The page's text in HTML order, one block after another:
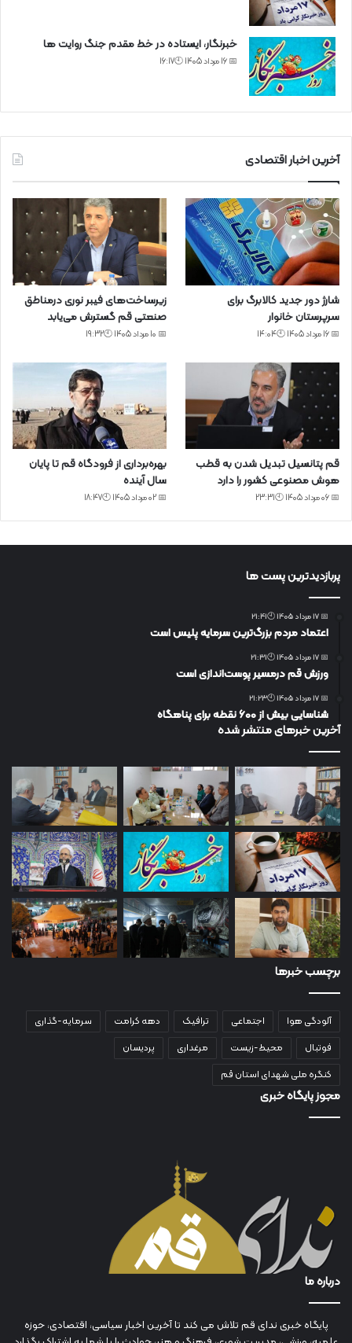
خبرنگار، ایستاده در خط مقدم جنگ روایت ها
📅 16 مرداد 1405 🕙16:17
آخرین اخبار اقتصادی
شارژ دور جدید کالابرگ برای
سرپرستان خانوار
📅 16 مرداد 1405 🕙14:04
زیرساخت‌های فیبر نوری درمناطق
صنعتی قم گسترش می‌یابد
📅 10 مرداد 1405 🕙19:32
قم پتانسیل تبدیل شدن به قطب
هوش مصنوعی کشور را دارد
📅 06 مرداد 1405 🕙23:31
بهره‌برداری از فرودگاه قم تا پایان
سال آینده
📅 02 مرداد 1405 🕙18:47
پربازدیدترین پست ها
📅 17 مرداد 1405 🕙21:41
اعتماد مردم بزرگ‌ترین سرمایه پلیس است
📅 17 مرداد 1405 🕙21:31
ورزش قم درمسیر پوست‌اندازی است
📅 17 مرداد 1405 🕙21:23
شناسایی بیش از ۶۰۰ نقطه برای پناهگاه
آخرین خبرهای منتشر شده
برچسب خبرها
آلودگی هوا اجتماعی ترافیک دهه کرامت
سرمایه-گذاری
فوتبال
محیط-زیست مرغداری
پردیسان
کنگره ملی شهدای استان قم
مجوز پایگاه خبری
درباره ما
پایگاه خبری ندای قم تلاش می کند تا آخرین اخبار سیاسی، اقتصادی، حوزه